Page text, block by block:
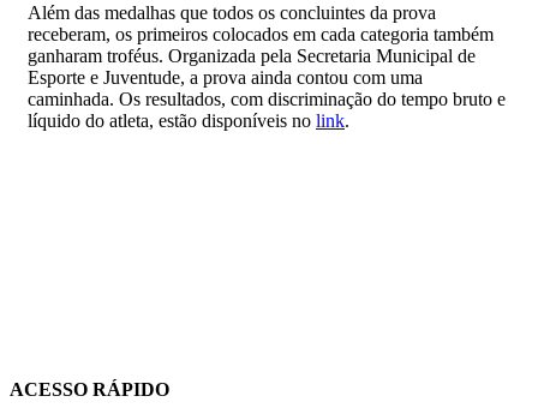
Além das medalhas que todos os concluintes da prova
receberam, os primeiros colocados em cada categoria também
ganharam troféus. Organizada pela Secretaria Municipal de
Esporte e Juventude, a prova ainda contou com uma
caminhada. Os resultados, com discriminação do tempo bruto e
líquido do atleta, estão disponíveis no link.
ACESSO RÁPIDO